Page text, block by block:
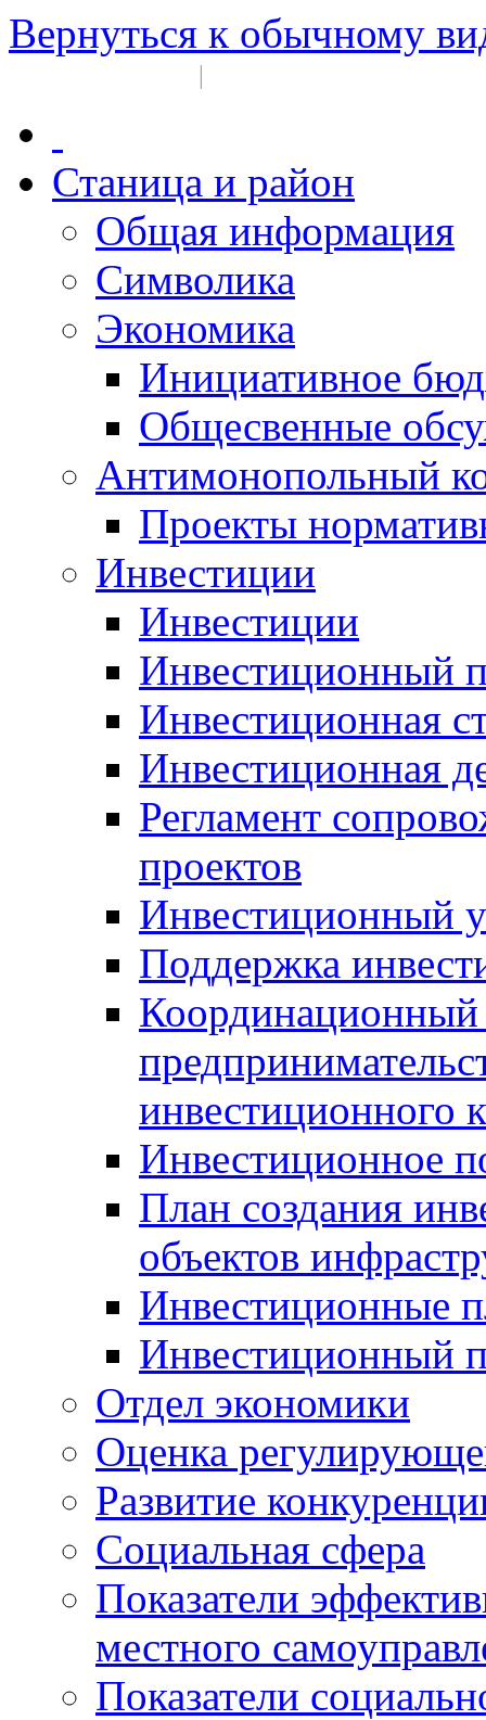
Вернуться к обычному
|
Станица и район
Общая информация
Символика
Экономика
Инициативное
Общесвенные
Антимонопольный
Проекты
Инвестиции
Инвестиции
Инвестиционный
Инвестиционная
Инвестиционная
Регламент
проектов
Инвестиционный
Поддержка
Координационный
инвестиционного
Инвестиционное
План создания
объектов
Инвестиционные
Инвестиционный
Отдел экономики
Оценка
Развитие
Социальная сфера
Показатели
местного
Показатели